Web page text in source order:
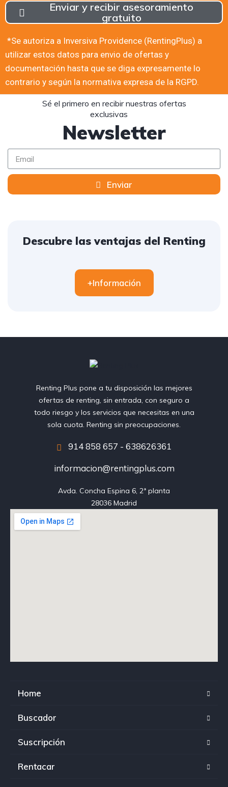
Enviar y recibir asesoramiento
gratuito
*Se autoriza a Inversiva Providence (RentingPlus) a
utilizar estos datos para envio de ofertas y
documentación hasta que se diga expresamente lo
contrario y según la normativa expresa de la RGPD.
Newsletter
Enviar
Sé el primero en recibir nuestras ofertas
exclusivas
Descubre las ventajas del Renting
+Información
Renting Plus pone a tu disposición las mejores
ofertas de renting, sin entrada, con seguro a
todo riesgo y los servicios que necesitas en una
sola cuota. Renting sin preocupaciones.
914 858 657 - 638626361
informacion@rentingplus.com
Avda. Concha Espina 6, 2ª planta
28036 Madrid
Home
Buscador
Suscripción
Rentacar